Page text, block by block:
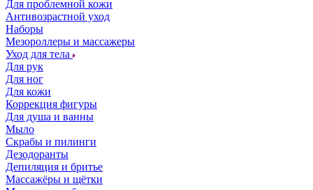
Для проблемной кожи
Антивозрастной уход
Наборы
Мезороллеры и массажеры
Уход для тела
Для рук
Для ног
Для кожи
Коррекция фигуры
Для душа и ванны
Мыло
Скрабы и пилинги
Дезодоранты
Депиляция и бритье
Массажёры и щётки